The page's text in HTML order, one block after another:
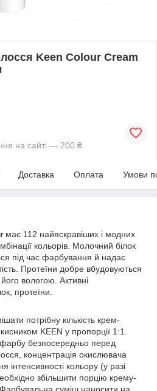
Keen Colour Cream
на сайті — 200 ₴
Доставка Оплата Умови
має 112 найяскравіших і модних
кольорів. Молочний білок
під час фарбування й надає
Протеїни добре вбудовуються
вологою. Активні
протеїни.
потрібну кількість крем-
KEEN у пропорції 1:1.
безпосередньо перед
концентрація окислювача
інтенсивності кольору (у разі
збільшити порцію крему-
суміш наносити на